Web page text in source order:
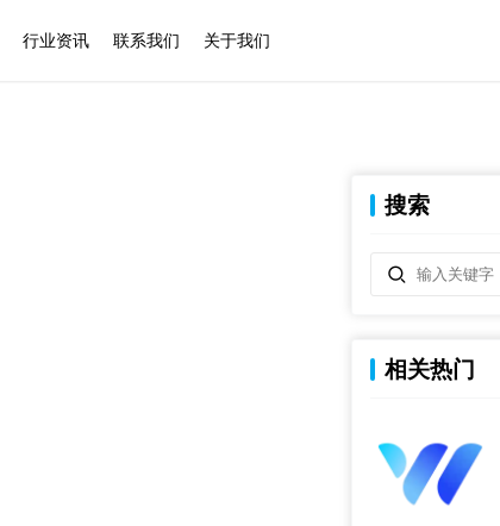
行业资讯 联系我们 关于我们
搜索
相关热门